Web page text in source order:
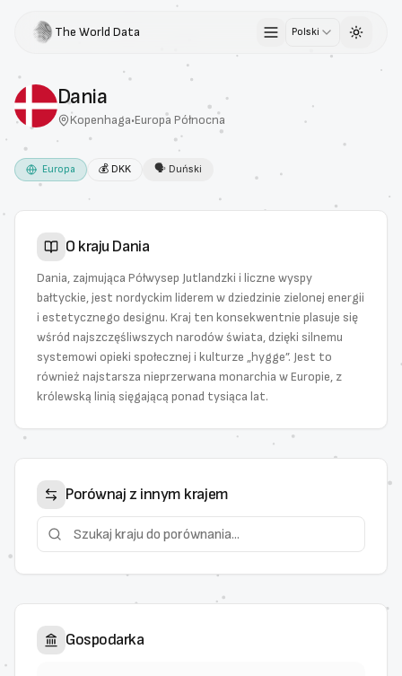
The World Data Polski Toggle
Dania
Kopenhaga•Europa Północna
Europa 💰 DKK 🗣 Duński
O kraju Dania
Dania, zajmująca Półwysep Jutlandzki i liczne wyspy
bałtyckie, jest nordyckim liderem w dziedzinie zielonej energii
i estetycznego designu. Kraj ten konsekwentnie plasuje się
wśród najszczęśliwszych narodów świata, dzięki silnemu
systemowi opieki społecznej i kulturze „hygge”. Jest to
również najstarsza nieprzerwana monarchia w Europie, z
królewską linią sięgającą ponad tysiąca lat.
Porównaj z innym krajem
Gospodarka